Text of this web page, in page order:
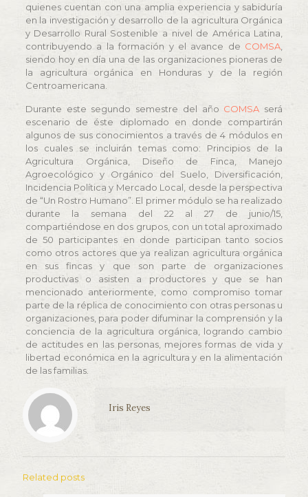
quienes cuentan con una amplia experiencia y sabiduría
en la investigación y desarrollo de la agricultura Orgánica
y Desarrollo Rural Sostenible a nivel de América Latina,
contribuyendo a la formación y el avance de COMSA
siendo hoy en día una de las organizaciones pioneras de
la agricultura orgánica en Honduras y de la región
Centroamericana.
Durante este segundo semestre del año COMSA será
escenario de éste diplomado en donde compartirán
algunos de sus conocimientos a través de 4 módulos en
los cuales se incluirán temas como: Principios de la
Agricultura Orgánica, Diseño de Finca, Manejo
Agroecológico y Orgánico del Suelo, Diversificación,
Incidencia Política y Mercado Local, desde la perspectiva
de “Un Rostro Humano”. El primer módulo se ha realizado
durante la semana del 22 al 27 de junio/15,
compartiéndose en dos grupos, con un total aproximado
de 50 participantes en donde participan tanto socios
como otros actores que ya realizan agricultura orgánica
en sus fincas y que son parte de organizaciones
productivas o asisten a productores y que se han
mencionado anteriormente, como compromiso tomar
parte de la réplica de conocimiento con otras personas u
organizaciones, para poder difuminar la comprensión y la
conciencia de la agricultura orgánica, logrando cambio
de actitudes en las personas, mejores formas de vida y
libertad económica en la agricultura y en la alimentación
de las familias.
Iris Reyes
Related posts